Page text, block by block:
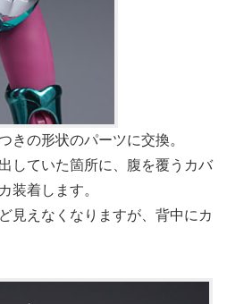
きの形状のパーツに交換。
していた箇所に、腹を覆うカバ
装着します。
見えなくなりますが、背中にカ